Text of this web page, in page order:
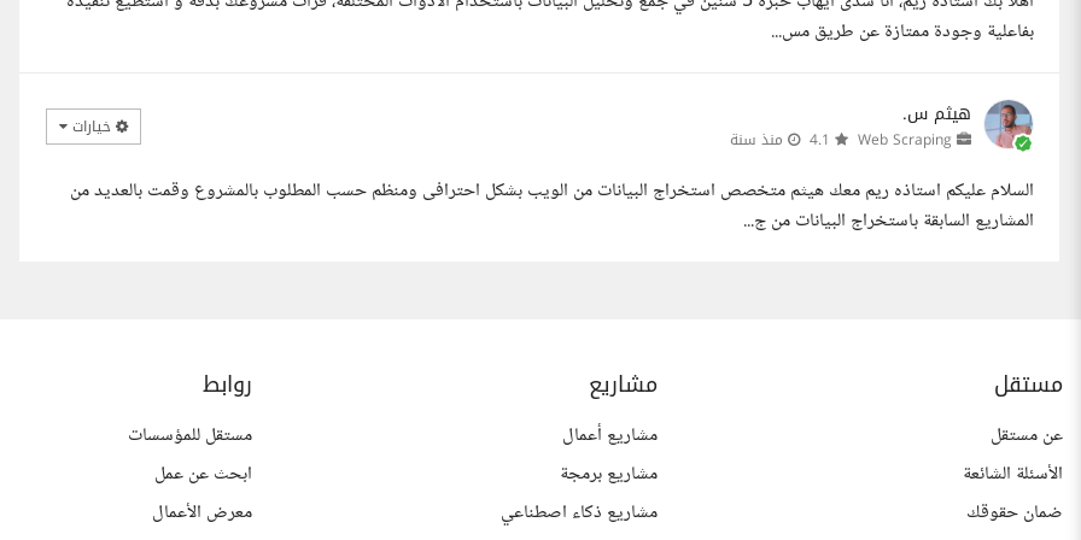
بفاعلية وجودة ممتازة عن طريق مس...
هيثم س.
منذ سنة خيارات
السلام عليكم استاذه ريم معك هيثم متخصص استخراج البيانات من الويب بشكل احترافى ومنظم حسب المطلوب بالمشروع وقمت بالعديد من
المشاريع السابقة باستخراج البيانات من ج...
مستقل
عن مستقل
الأسئلة الشائعة
ضمان حقوقك
مشاريع
مشاريع أعمال
مشاريع برمجة
مشاريع ذكاء اصطناعي
روابط
مستقل للمؤسسات
ابحث عن عمل
معرض الأعمال